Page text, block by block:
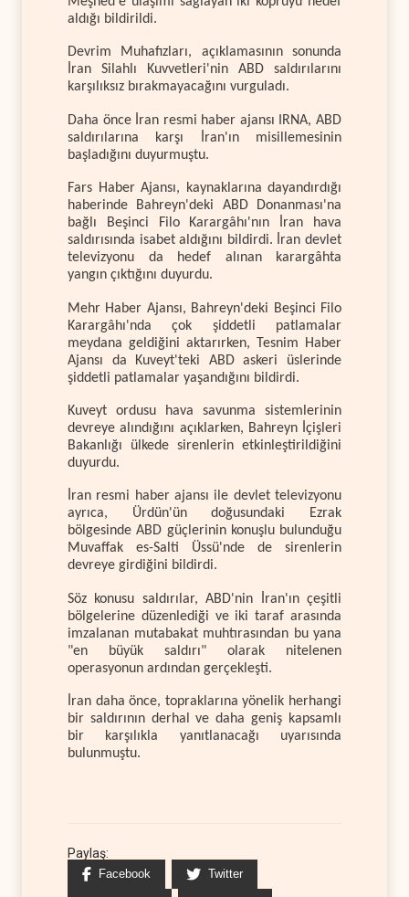
aldığı bildirildi.
Devrim Muhafızları, açıklamasının sonunda
İran Silahlı Kuvvetleri'nin ABD saldırılarını
karşılıksız bırakmayacağını vurguladı.
Daha önce İran resmi haber ajansı IRNA, ABD
saldırılarına karşı İran'ın misillemesinin
başladığını duyurmuştu.
Fars Haber Ajansı, kaynaklarına dayandırdığı
haberinde Bahreyn'deki ABD Donanması'na
bağlı Beşinci Filo Karargâhı'nın İran hava
saldırısında isabet aldığını bildirdi. İran devlet
televizyonu da hedef alınan karargâhta
yangın çıktığını duyurdu.
Mehr Haber Ajansı, Bahreyn'deki Beşinci Filo
Karargâhı'nda çok şiddetli patlamalar
meydana geldiğini aktarırken, Tesnim Haber
Ajansı da Kuveyt'teki ABD askeri üslerinde
şiddetli patlamalar yaşandığını bildirdi.
Kuveyt ordusu hava savunma sistemlerinin
devreye alındığını açıklarken, Bahreyn İçişleri
Bakanlığı ülkede sirenlerin etkinleştirildiğini
duyurdu.
İran resmi haber ajansı ile devlet televizyonu
ayrıca, Ürdün'ün doğusundaki Ezrak
bölgesinde ABD güçlerinin konuşlu bulunduğu
Muvaffak es-Salti Üssü'nde de sirenlerin
devreye girdiğini bildirdi.
Söz konusu saldırılar, ABD'nin İran'ın çeşitli
bölgelerine düzenlediği ve iki taraf arasında
imzalanan mutabakat muhtırasından bu yana
"en büyük saldırı" olarak nitelenen
operasyonun ardından gerçekleşti.
İran daha önce, topraklarına yönelik herhangi
bir saldırının derhal ve daha geniş kapsamlı
bir karşılıkla yanıtlanacağı uyarısında
bulunmuştu.
Paylaş:
Facebook Twitter